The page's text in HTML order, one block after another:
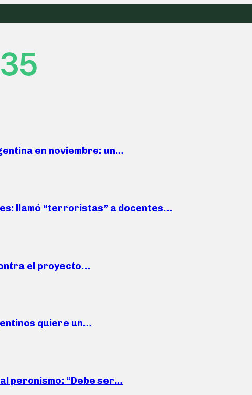
en noviembre: un…
llamó “terroristas” a docentes…
el proyecto…
quiere un…
peronismo: “Debe ser…